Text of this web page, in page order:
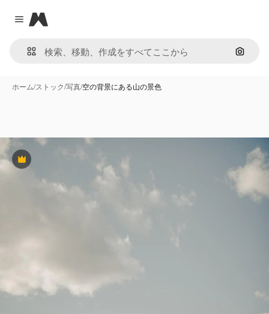
Close menu
Magnific
画像で
ホーム/ストック/写真/空の背景にある山の景色
Premium